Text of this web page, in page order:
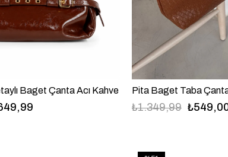
Baget Çanta Acı Kahve Pita Baget Taba
₺1.349,99